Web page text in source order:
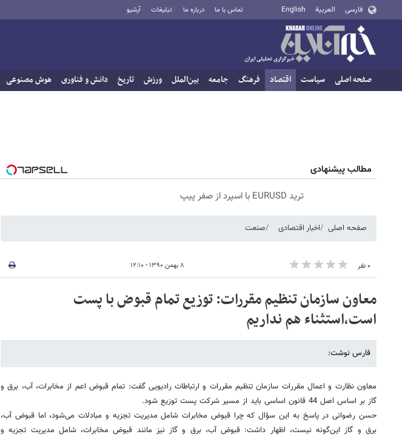
فارسی العربية English تماس با ما درباره ما تبلیغات آرشیو
صفحه اصلی سیاست اقتصاد فرهنگ جامعه بین‌الملل ورزش تاریخ دانش و فناوری هوش مصنوعی
مطالب پیشنهادی
ترید EURUSD با اسپرد از صفر پیپ
صفحه اصلی اخبار اقتصادی صنعت
۰ نفر ۸ بهمن ۱۳۹۰ - ۱۲:۱۰
معاون سازمان تنظیم مقررات: توزیع تمام قبوض با پست
است،استثناء هم نداریم
فارس نوشت:
معاون نظارت و اعمال مقررات سازمان تنظیم مقررات و ارتباطات رادیویی گفت: تمام قبوض اعم از مخابرات، آب، برق و
گاز بر اساس اصل 44 قانون اساسی باید از مسیر شرکت پست توزیع شود.
حسن رضوانی در پاسخ به این سؤال که چرا قبوض مخابرات شامل مدیریت تجزیه و مبادلات می‌شود، اما قبوض آب،
برق و گاز این‌گونه نیست، اظهار داشت: قبوض آب، برق و گاز نیز مانند قبوض مخابرات، شامل مدیریت تجزیه و